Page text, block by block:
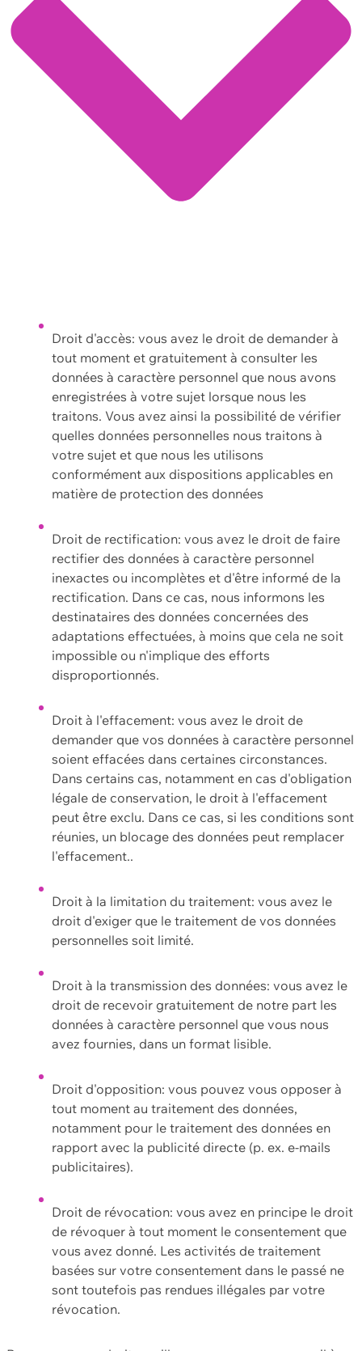
Droit d'accès: vous avez le droit de demander à
tout moment et gratuitement à consulter les
données à caractère personnel que nous avons
enregistrées à votre sujet lorsque nous les
traitons. Vous avez ainsi la possibilité de vérifier
quelles données personnelles nous traitons à
votre sujet et que nous les utilisons
conformément aux dispositions applicables en
matière de protection des données
Droit de rectification: vous avez le droit de faire
rectifier des données à caractère personnel
inexactes ou incomplètes et d'être informé de la
rectification. Dans ce cas, nous informons les
destinataires des données concernées des
adaptations effectuées, à moins que cela ne soit
impossible ou n'implique des efforts
disproportionnés.
Droit à l'effacement: vous avez le droit de
demander que vos données à caractère personnel
soient effacées dans certaines circonstances.
Dans certains cas, notamment en cas d'obligation
légale de conservation, le droit à l'effacement
peut être exclu. Dans ce cas, si les conditions sont
réunies, un blocage des données peut remplacer
l'effacement..
Droit à la limitation du traitement: vous avez le
droit d'exiger que le traitement de vos données
personnelles soit limité.
Droit à la transmission des données: vous avez le
droit de recevoir gratuitement de notre part les
données à caractère personnel que vous nous
avez fournies, dans un format lisible.
Droit d'opposition: vous pouvez vous opposer à
tout moment au traitement des données,
notamment pour le traitement des données en
rapport avec la publicité directe (p. ex. e-mails
publicitaires).
Droit de révocation: vous avez en principe le droit
de révoquer à tout moment le consentement que
vous avez donné. Les activités de traitement
basées sur votre consentement dans le passé ne
sont toutefois pas rendues illégales par votre
révocation.